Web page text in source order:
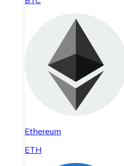
Ethereum
ETH